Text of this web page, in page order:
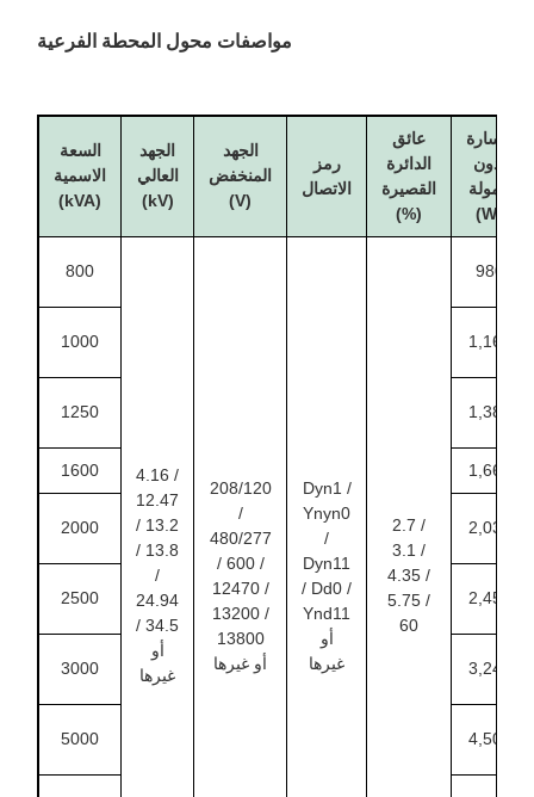
مواصفات محول المحطة الفرعية
السعة
الاسمية
(kVA)
الجهد
العالي
(kV)
الجهد
المنخفض
(V)
رمز
الاتصال
عائق
الدائرة
القصيرة
(%)
خسارة
بدون
حمولة
(W)
800
4.16 /
12.47
/ 13.2
/ 13.8
/
24.94
/ 34.5
أو
غيرها
208/120
/
480/277
/ 600 /
12470 /
13200 /
13800
أو غيرها
Dyn1 /
Ynyn0
/
Dyn11
/ Dd0 /
Ynd11
أو
غيرها
2.7 /
3.1 /
4.35 /
5.75 /
60
980
1000 1,160
1250 1,380
1600 1,660
2000 2,030
2500 2,450
3000 3,240
5000 4,500